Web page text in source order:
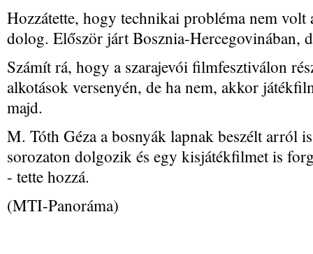
Hozzátette, hogy technikai probléma nem volt
dolog. Először járt Bosznia-Hercegovinában,
Számít rá, hogy a szarajevói filmfesztiválon
alkotások versenyén, de ha nem, akkor
majd.
M. Tóth Géza a bosnyák lapnak beszélt arról
sorozaton dolgozik és egy kisjátékfilmet is
- tette hozzá.
(MTI-Panoráma)